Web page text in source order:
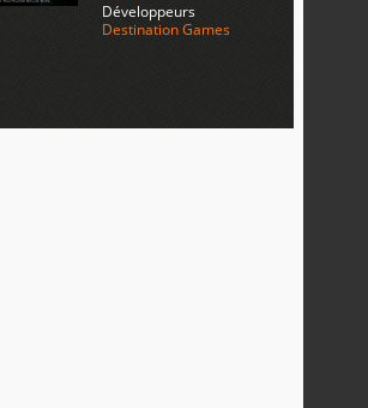
Développeurs
Destination Games